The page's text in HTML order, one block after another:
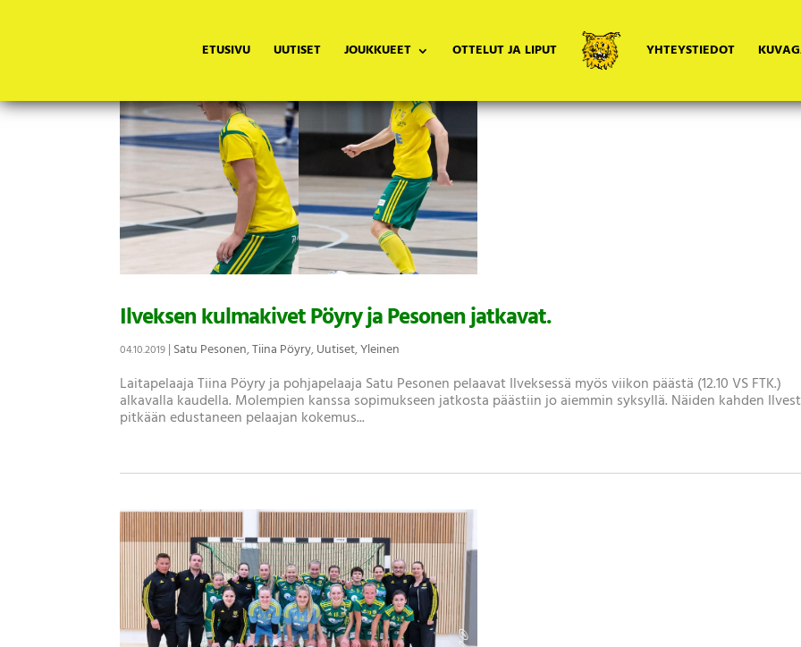
ETUSIVU UUTISET JOUKKUEET OTTELUT JA LIPUT YHTEYSTIEDOT
Ilveksen kulmakivet Pöyry ja Pesonen jatkavat.
04.10.2019 | Satu Pesonen,Tiina Pöyry,Uutiset,Yleinen
Laitapelaaja Tiina Pöyry ja pohjapelaaja Satu Pesonen pelaavat Ilveksessä myös viikon päästä (12.10 VS FTK.)
alkavalla kaudella. Molempien kanssa sopimukseen jatkosta päästiin jo aiemmin syksyllä. Näiden kahden
pitkään edustaneen pelaajan kokemus...